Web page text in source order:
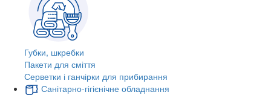
Губки, шкребки
Пакети для сміття
Серветки і ганчірки для прибирання
Санітарно-гігієнічне обладнання